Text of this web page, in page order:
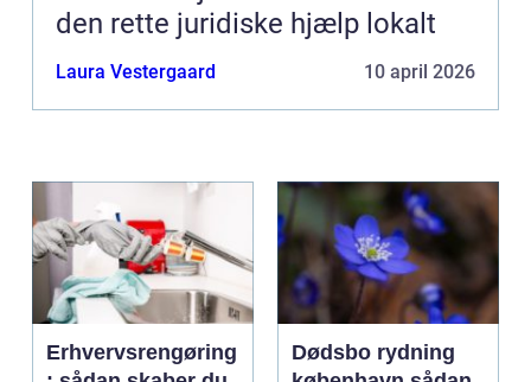
den rette juridiske hjælp lokalt
Laura Vestergaard 10 april 2026
Erhvervsrengøring
Dødsbo rydning